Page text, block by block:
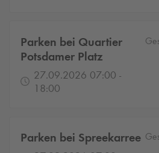
Parken bei Quartier
Potsdamer Platz
27.09.2026 07:00 -
18:00
Parken bei Spreekarree